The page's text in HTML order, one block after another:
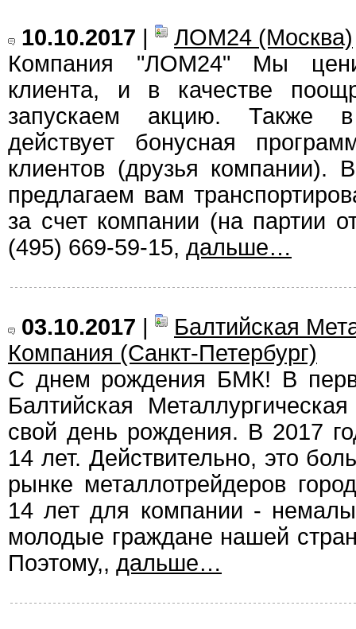
10.10.2017 |
ЛОМ24 (Москва)
Компания "ЛОМ24" Мы
клиента, и в качестве
запускаем акцию. Также
действует бонусная
клиентов (друзья
предлагаем вам
за счет компании (на партии
(495) 669-59-15, дальше…
03.10.2017 |
Балтийская
Компания (Санкт-Петербург)
С днем рождения БМК! В
Балтийская
свой день рождения. В 2017
14 лет. Действительно, это
рынке металлотрейдеров
14 лет для компании -
молодые граждане нашей
Поэтому,, дальше…